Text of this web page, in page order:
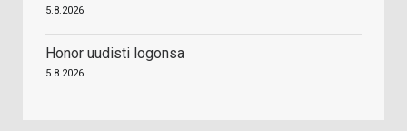
5.8.2026
Honor uudisti logonsa
5.8.2026